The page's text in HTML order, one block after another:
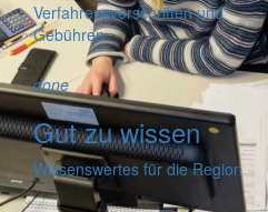
Verfahrensvorschriften und
Gebühren
done
Gut zu wissen
Wissenswertes für die Region